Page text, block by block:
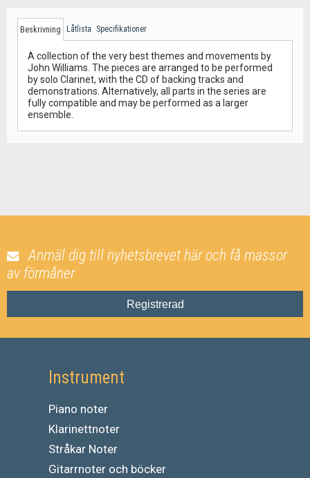
Beskrivning Låtlista Specifikationer
A collection of the very best themes and movements by
John Williams. The pieces are arranged to be performed
by solo Clarinet, with the CD of backing tracks and
demonstrations. Alternatively, all parts in the series are
fully compatible and may be performed as a larger
ensemble.
Anmäl dig till nyhetsbrevet här och få massor
av förmåner
Registrerad
Instrument
Piano noter
Klarinettnoter
Stråkar Noter
Gitarrnoter och böcker